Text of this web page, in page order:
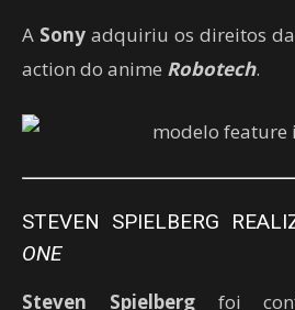
A Sony adquiriu os direitos
action do anime Robotech.
STEVEN SPIELBERG
ONE
Steven Spielbergfoi